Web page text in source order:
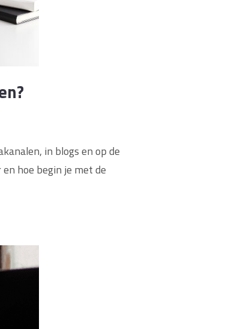
in blogs en op de
hoe begin je met de